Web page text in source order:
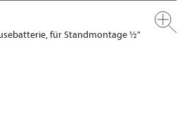
für Standmontage ½"